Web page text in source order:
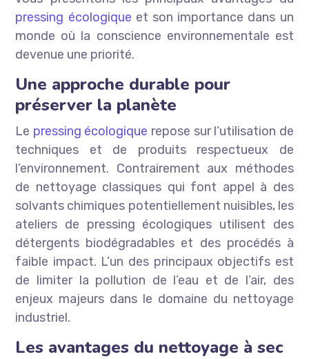
pressing écologique et son importance dans un
monde où la conscience environnementale est
devenue une priorité.
Une approche durable pour
préserver la planète
Le pressing écologique repose sur l’utilisation de
techniques et de produits respectueux de
l’environnement. Contrairement aux méthodes
de nettoyage classiques qui font appel à des
solvants chimiques potentiellement nuisibles, les
ateliers de pressing écologiques utilisent des
détergents biodégradables et des procédés à
faible impact. L’un des principaux objectifs est
de limiter la pollution de l’eau et de l’air, des
enjeux majeurs dans le domaine du nettoyage
industriel.
Les avantages du nettoyage à sec